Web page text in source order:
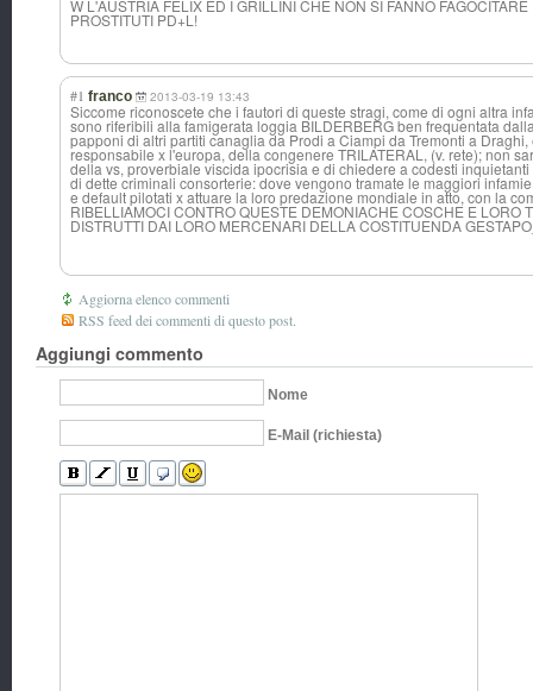
W L'AUSTRIA FELIX ED I GRILLINI CHE NON SI FANNO
PROSTITUTI PD+L!
#1 franco 2013-03-19 13:43
Siccome riconoscete che i fautori di queste stragi, come di ogni altra
sono riferibili alla famigerata loggia BILDERBERG ben frequentata
papponi di altri partiti canaglia da Prodi a Ciampi da Tremonti a
responsabile x l'europa, della congenere TRILATERAL, (v. rete); non
della vs, proverbiale viscida ipocrisia e di chiedere a codesti
di dette criminali consorterie: dove vengono tramate le maggiori
e default pilotati x attuare la loro predazione mondiale in atto, con la
RIBELLIAMOCI CONTRO QUESTE DEMONIACHE COSCHE E LORO
DISTRUTTI DAI LORO MERCENARI DELLA COSTITUENDA
Aggiorna elenco commenti
RSS feed dei commenti di questo post.
Aggiungi commento
Nome
E-Mail (richiesta)